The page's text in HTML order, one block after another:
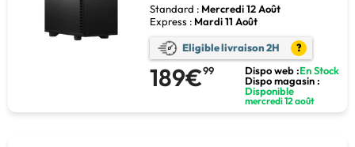
Standard : Mercredi 12 Août
Express : Mardi 11 Août
Eligible livraison 2H ?
189€99 Dispo web :En Stock
Dispo magasin :
Disponible
mercredi 12 août